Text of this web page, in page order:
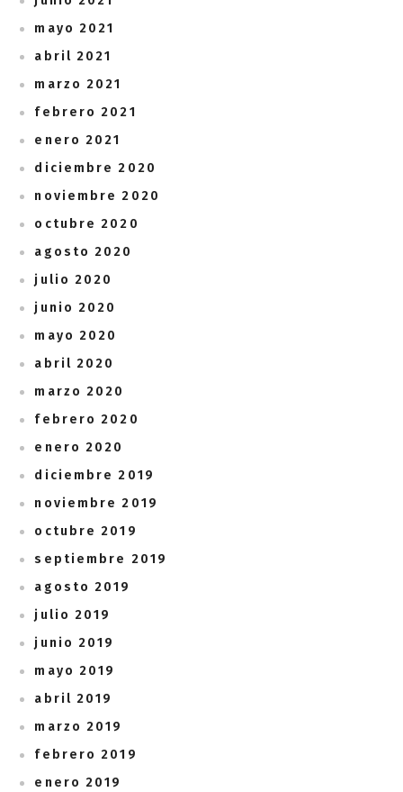
mayo 2021
abril 2021
marzo 2021
febrero 2021
enero 2021
diciembre 2020
noviembre 2020
octubre 2020
agosto 2020
julio 2020
junio 2020
mayo 2020
abril 2020
marzo 2020
febrero 2020
enero 2020
diciembre 2019
noviembre 2019
octubre 2019
septiembre 2019
agosto 2019
julio 2019
junio 2019
mayo 2019
abril 2019
marzo 2019
febrero 2019
enero 2019